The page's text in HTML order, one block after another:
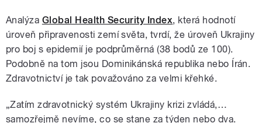
Analýza Global Health Security Index, která hodnotí
úroveň připravenosti zemí světa, tvrdí, že úroveň Ukrajiny
pro boj s epidemií je podprůměrná (38 bodů ze 100).
Podobně na tom jsou Dominikánská republika nebo Írán.
Zdravotnictví je tak považováno za velmi křehké.
„Zatím zdravotnický systém Ukrajiny krizi zvládá,…
samozřejmě nevíme, co se stane za týden nebo dva.